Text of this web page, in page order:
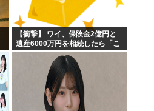
【衝撃】 ワイ、保険金2億円と
遺産6000万円を相続したら「こ
う」なった・・・